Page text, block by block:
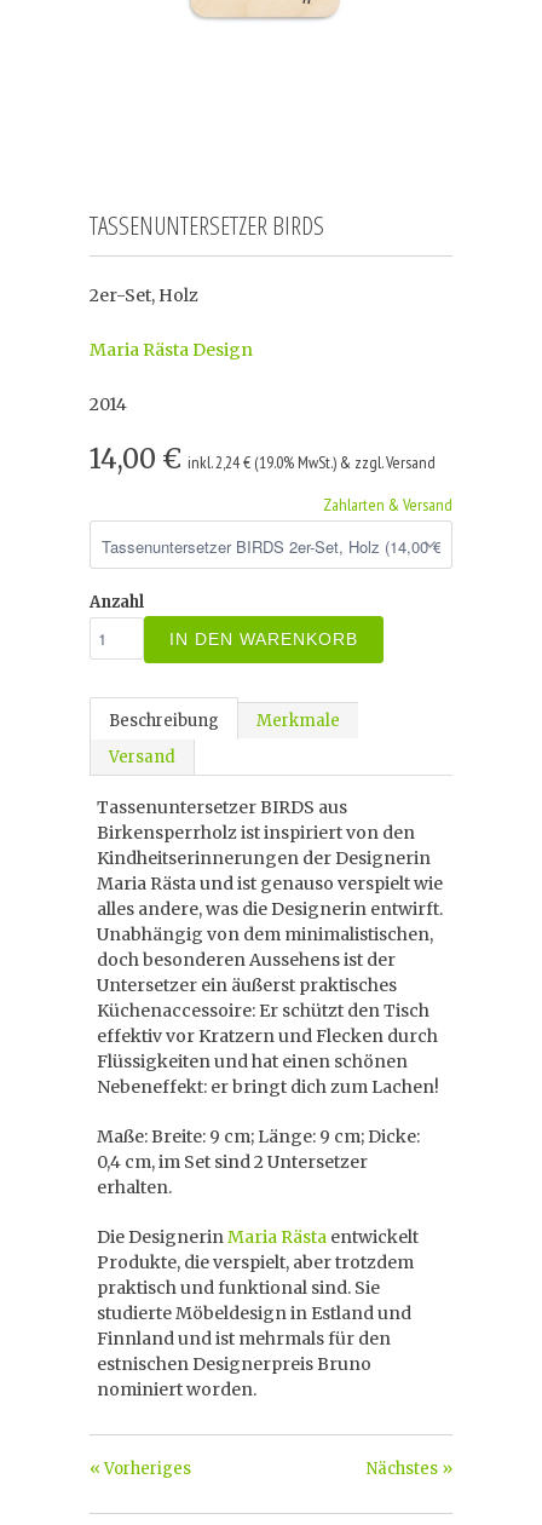
TASSENUNTERSETZER BIRDS
2er-Set, Holz
Maria Rästa Design
2014
14,00 € inkl. 2,24 € (19.0% MwSt.) & zzgl. Versand
Zahlarten & Versand
Anzahl
IN DEN WARENKORB
Beschreibung
Merkmale
Versand
Tassenuntersetzer BIRDS aus
Birkensperrholz ist inspiriert von den
Kindheitserinnerungen der Designerin
Maria Rästa und ist genauso verspielt wie
alles andere, was die Designerin entwirft.
Unabhängig von dem minimalistischen,
doch besonderen Aussehens ist der
Untersetzer ein äußerst praktisches
Küchenaccessoire: Er schützt den Tisch
effektiv vor Kratzern und Flecken durch
Flüssigkeiten und hat einen schönen
Nebeneffekt: er bringt dich zum Lachen!
Maße: Breite: 9 cm; Länge: 9 cm; Dicke:
0,4 cm, im Set sind 2 Untersetzer
erhalten.
Die DesignerinMaria Rästa entwickelt
Produkte, die verspielt, aber trotzdem
praktisch und funktional sind. Sie
studierte Möbeldesign in Estland und
Finnland und ist mehrmals für den
estnischen Designerpreis Bruno
nominiert worden.
Nächstes »
« Vorheriges